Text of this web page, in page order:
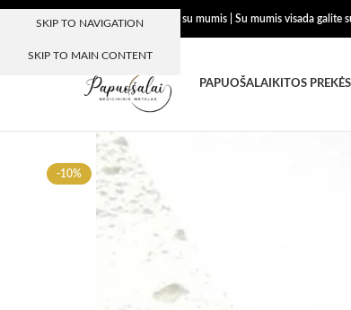
SKIP TO NAVIGATION
SKIP TO MAIN CONTENT
Dėkojame, kad esate su mumis | Su mumis visada
PAPUOŠALAI KITOS PREKĖS
-10%